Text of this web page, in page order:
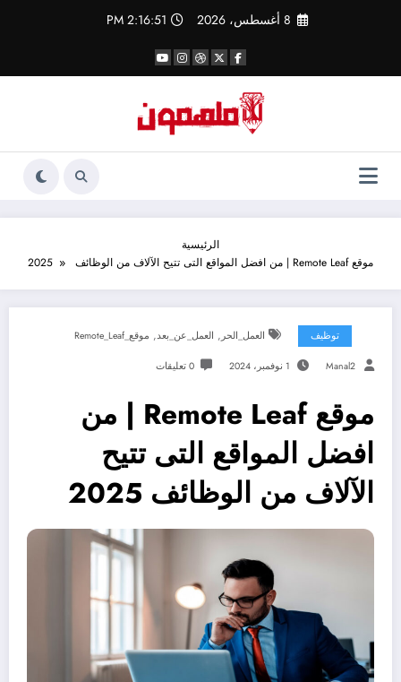
8 أغسطس، 2026 2:16:52 PM
الرئيسية
موقع Remote Leaf | من افضل المواقع التى تتيح الآلاف من الوظائف 2025
توظيف العمل_الحر , العمل_عن_بعد, موقع_Remote_Leaf
Manal2 1 نوفمبر، 2024 0 تعليقات
موقع Remote Leaf | من
افضل المواقع التى تتيح
الآلاف من الوظائف 2025